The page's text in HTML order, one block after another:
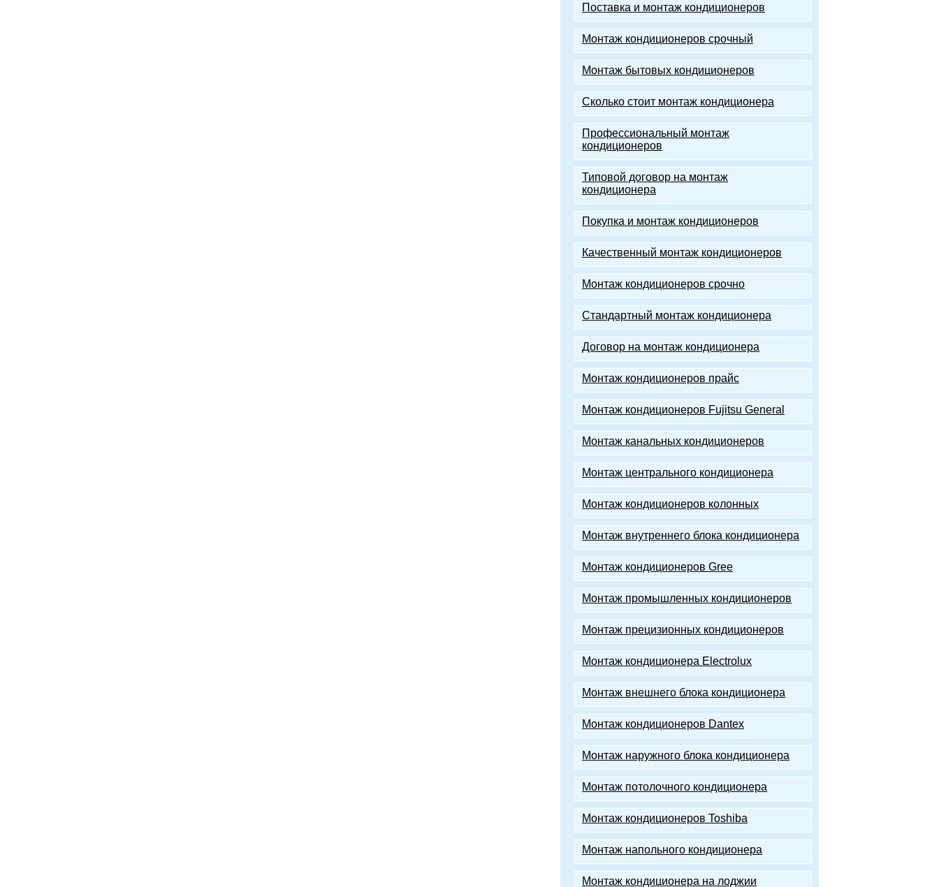
Поставка и монтаж кондиционеров
Монтаж кондиционеров срочный
Монтаж бытовых кондиционеров
Сколько стоит монтаж кондиционера
Профессиональный монтаж
кондиционеров
Типовой договор на монтаж
кондиционера
Покупка и монтаж кондиционеров
Качественный монтаж кондиционеров
Монтаж кондиционеров срочно
Стандартный монтаж кондиционера
Договор на монтаж кондиционера
Монтаж кондиционеров прайс
Монтаж кондиционеров Fujitsu General
Монтаж канальных кондиционеров
Монтаж центрального кондиционера
Монтаж кондиционеров колонных
Монтаж внутреннего блока кондиционера
Монтаж кондиционеров Gree
Монтаж промышленных кондиционеров
Монтаж прецизионных кондиционеров
Монтаж кондиционера Electrolux
Монтаж внешнего блока кондиционера
Монтаж кондиционеров Dantex
Монтаж наружного блока кондиционера
Монтаж потолочного кондиционера
Монтаж кондиционеров Toshiba
Монтаж напольного кондиционера
Монтаж кондиционера на лоджии